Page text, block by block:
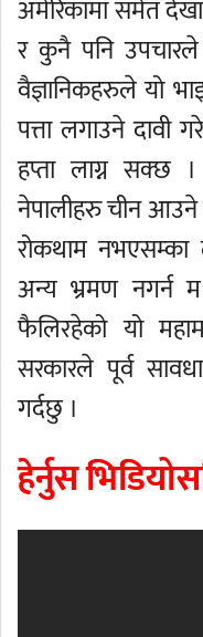
अमेरिकामा समेत
र कुनै पनि
वैज्ञानिकहरुले यो
पत्ता लगाउने
हप्ता लाग्न सक्छ
नेपालीहरु चीन आउने
रोकथाम नभएसम्का
अन्य भ्रमण नगर्न
फैलिरहेको यो
सरकारले पूर्व
गर्दछु ।
हेर्नुस